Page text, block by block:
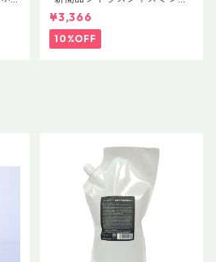
荷” N. ポリッシュオイル NE
T.150ml 定価3400円（税込37
40円）
¥3,366
10%OFF